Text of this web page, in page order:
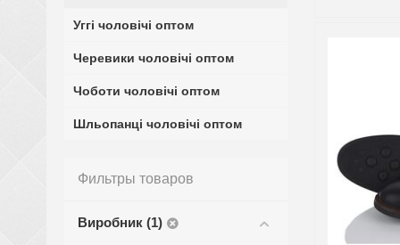
Уггі чоловічі оптом
Черевики чоловічі оптом
Чоботи чоловічі оптом
Шльопанці чоловічі оптом
Фильтры товаров
Виробник (1)